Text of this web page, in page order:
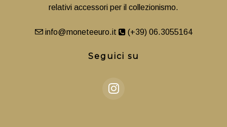
relativi accessori per il collezionismo.
info@moneteeuro.it (+39) 06.3055164
Seguici su